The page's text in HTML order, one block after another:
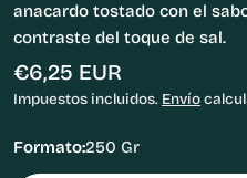
anacardo tostado con el
contraste del toque de sal.
Precio
habitual
€6,25 EUR
Impuestos incluidos. Envío
Formato:250 Gr